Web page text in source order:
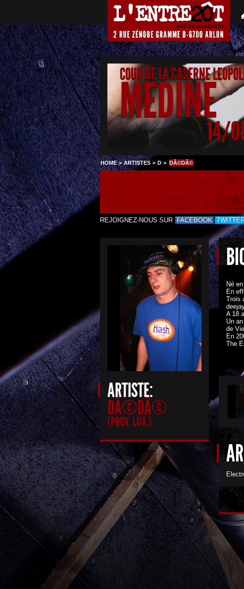
COUR DE LA CASERNE
MEDINE
14/
HOME>ARTISTES > D > DÃ©DÃ©
REJOIGNEZ-NOUS SUR FACEBOOK
ARTISTE:
DÃ©DÃ©
(PROV. LUX.)
Né
En
Trois
A 18
Un
de
En
The